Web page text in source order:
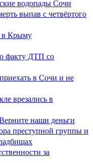
водопады Сочи
выпав с четвёртого
в Крыму
факту ДТП со
в Сочи и не
врезались в
наши деньги
преступной группы и
за